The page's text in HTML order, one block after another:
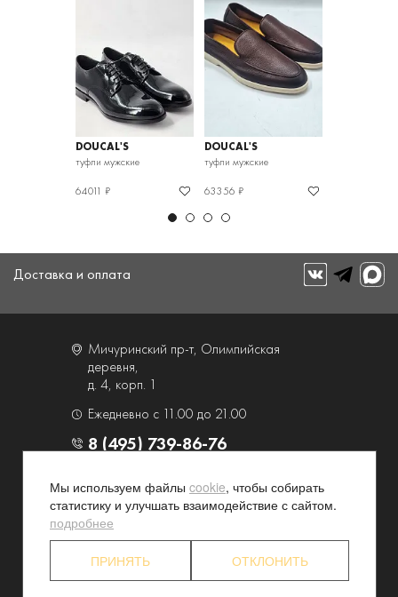
DOUCAL'S
туфли мужские
64011 ₽
DOUCAL'S
туфли мужские
63356 ₽
Доставка и оплата
Мичуринский пр-т, Олимпийская
деревня,
д. 4, корп. 1
Ежедневно с 11.00 до 21.00
8 (495) 739-86-76
О компании
Услуги
Контакты и схема проезда
Наши преимущества
Партнерские программы
Конфиденциальность
Акционерам
Мы используем файлы cookie, чтобы собирать
статистику и улучшать взаимодействие с сайтом.
подробнее
ПРИНЯТЬ ОТКЛОНИТЬ